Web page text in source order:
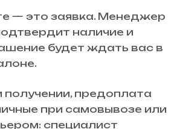
— это заявка. Менеджер
наличие и
будет ждать вас в
предоплата
при самовывозе или
специалист